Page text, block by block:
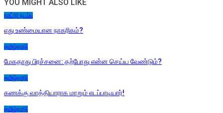
YOU MIGHT ALSO LIKE
நாட்டு நடப்பு
எது உண்மையான நாகரிகம்?
தமிழ்நாடு
மேகதாது பிரச்சனை: தற்போது என்ன செய்ய வேண்டும்?
தமிழ்நாடு
கணக்கு வாத்தியாராக மாறும் எடப்பாடியார்!
தமிழ்நாடு